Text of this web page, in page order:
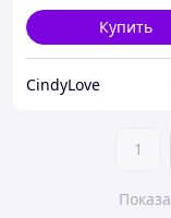
Купить
CindyLove
1